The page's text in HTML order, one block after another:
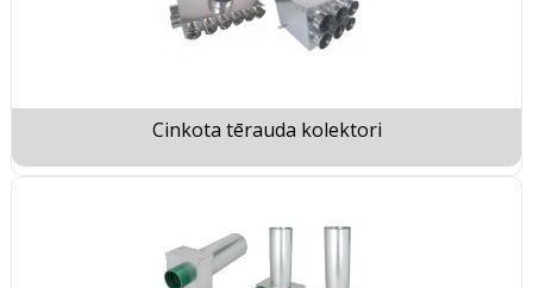
Cinkota tērauda kolektori